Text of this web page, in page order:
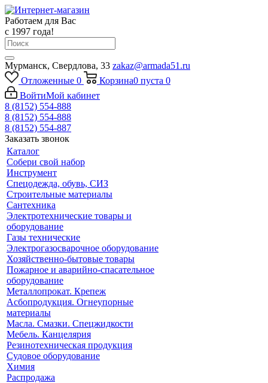
Работаем для Вас
с 1997 года!
Мурманск, Свердлова, 33 zakaz@armada51.ru
Отложенные 0 Корзина0 пуста 0
ВойтиМой кабинет
8 (8152) 554-888
8 (8152) 554-888
8 (8152) 554-887
Заказать звонок
Каталог
Собери свой набор
Инструмент
Спецодежда, обувь, СИЗ
Строительные материалы
Сантехника
Электротехнические товары и
оборудование
Газы технические
Электрогазосварочное оборудование
Хозяйственно-бытовые товары
Пожарное и аварийно-спасательное
оборудование
Металлопрокат. Крепеж
Асбопродукция. Огнеупорные
материалы
Масла. Смазки. Спецжидкости
Мебель. Канцелярия
Резинотехническая продукция
Судовое оборудование
Химия
Распродажа